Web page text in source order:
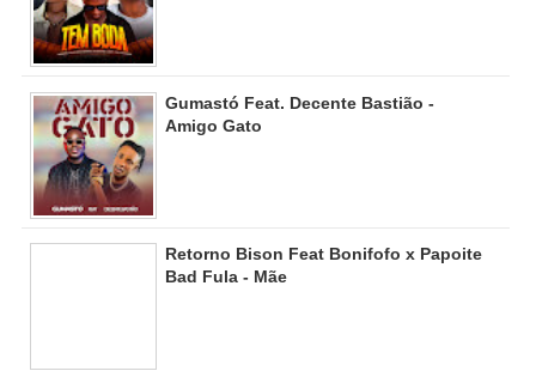
Gumastó Feat. Decente Bastião -
Amigo Gato
Retorno Bison Feat Bonifofo x Papoite
Bad Fula - Mãe